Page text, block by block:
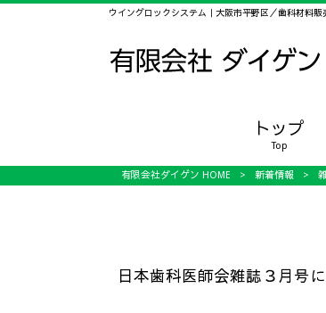
ウイングロックシステム｜大阪市平野区／歯科材料販
トップ
Top
有限会社ダイゲン HOME > 新着情報 >
日本歯科医師会雑誌３月号